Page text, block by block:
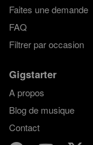
Faites une demande
FAQ
Filtrer par occasion
Gigstarter
A propos
Blog de musique
Contact